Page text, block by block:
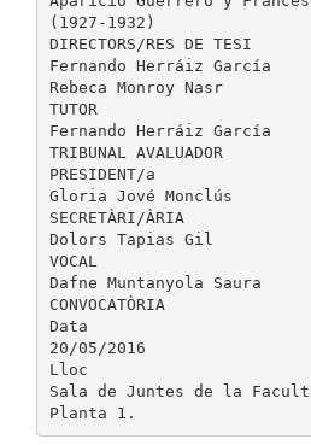
(1927-1932)
DIRECTORS/RES DE TESI
Fernando Herráiz García
Rebeca Monroy Nasr
TUTOR
Fernando Herráiz García
TRIBUNAL AVALUADOR
PRESIDENT/a
Gloria Jové Monclús
SECRETÀRI/ÀRIA
Dolors Tapias Gil
VOCAL
Dafne Muntanyola Saura
CONVOCATÒRIA
Data
20/05/2016
Lloc
Sala de Juntes de la